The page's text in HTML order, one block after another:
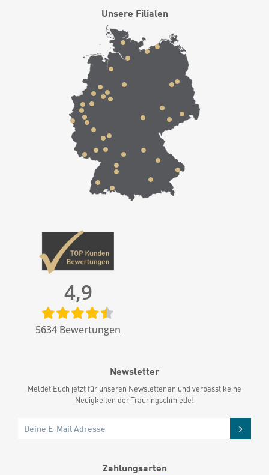
Unsere Filialen
4,9
5634 Bewertungen
Newsletter
Meldet Euch jetzt für unseren Newsletter an und verpasst keine
Neuigkeiten der Trauringschmiede!
Zahlungsarten